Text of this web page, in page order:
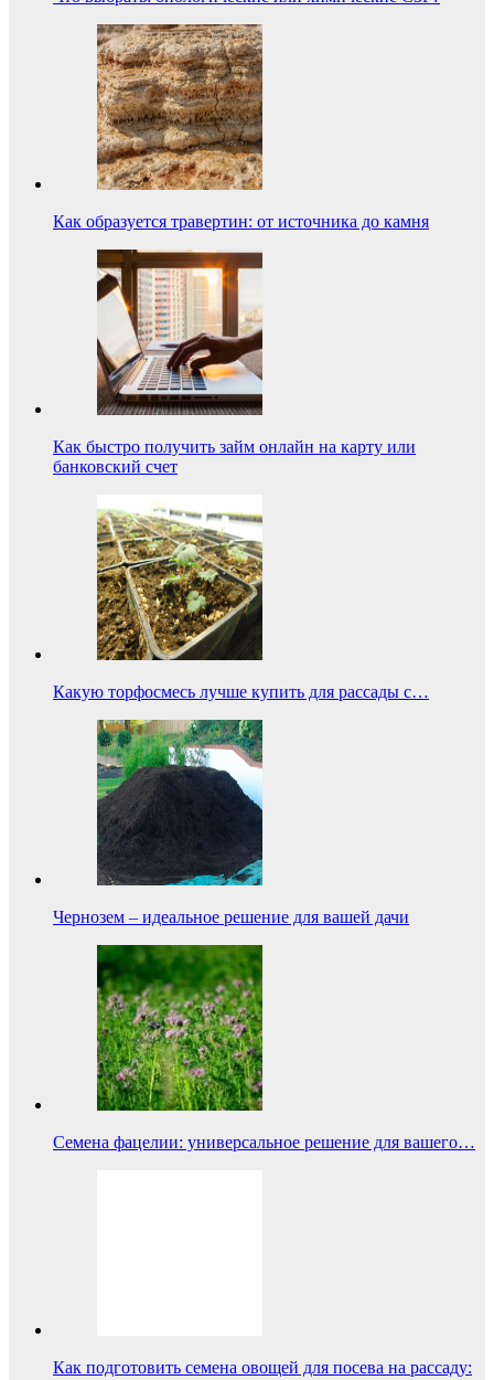
Как образуется травертин: от источника до камня
Как быстро получить займ онлайн на карту или
банковский счет
Какую торфосмесь лучше купить для рассады с…
Чернозем – идеальное решение для вашей дачи
Семена фацелии: универсальное решение для вашего…
Как подготовить семена овощей для посева на рассаду: